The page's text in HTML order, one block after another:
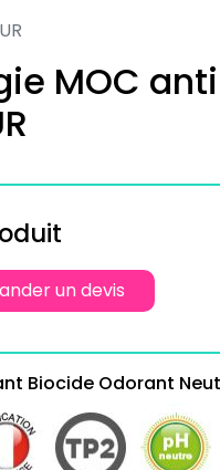
MOC
un devis
Biocide Odorant